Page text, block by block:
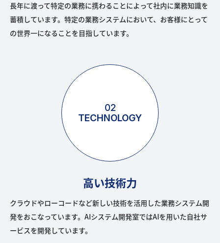
長年に渡って特定の業務に携わることによって社内に業務知識を
蓄積しています。特定の業務システムにおいて、お客様にとって
の世界一になることを目指しています。
02
TECHNOLOGY
高い技術力
クラウドやローコードなど新しい技術を活用した業務システム開
発をおこなっています。AIシステム開発室ではAIを用いた自社サ
ービスを開発しています。